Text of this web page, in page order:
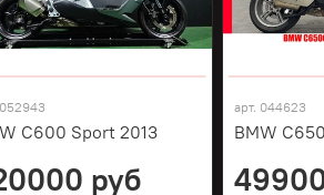
052943
C600 Sport 2013
руб
арт. 044623
BMW